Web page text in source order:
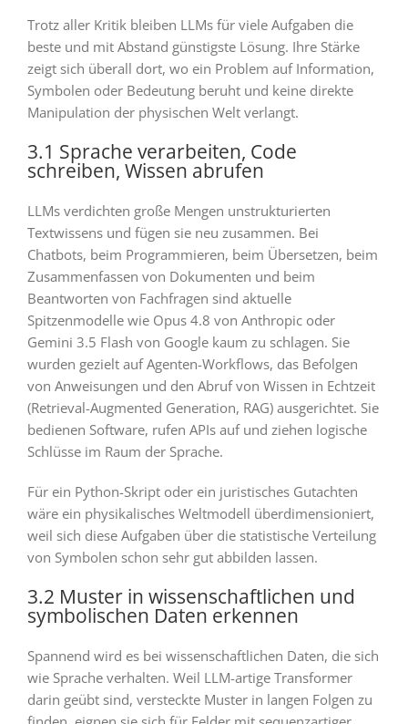
Trotz aller Kritik bleiben LLMs für viele Aufgaben die
beste und mit Abstand günstigste Lösung. Ihre Stärke
zeigt sich überall dort, wo ein Problem auf Information,
Symbolen oder Bedeutung beruht und keine direkte
Manipulation der physischen Welt verlangt.
3.1 Sprache verarbeiten, Code
schreiben, Wissen abrufen
LLMs verdichten große Mengen unstrukturierten
Textwissens und fügen sie neu zusammen. Bei
Chatbots, beim Programmieren, beim Übersetzen, beim
Zusammenfassen von Dokumenten und beim
Beantworten von Fachfragen sind aktuelle
Spitzenmodelle wie Opus 4.8 von Anthropic oder
Gemini 3.5 Flash von Google kaum zu schlagen. Sie
wurden gezielt auf Agenten-Workflows, das Befolgen
von Anweisungen und den Abruf von Wissen in Echtzeit
(Retrieval-Augmented Generation, RAG) ausgerichtet. Sie
bedienen Software, rufen APIs auf und ziehen logische
Schlüsse im Raum der Sprache.
Für ein Python-Skript oder ein juristisches Gutachten
wäre ein physikalisches Weltmodell überdimensioniert,
weil sich diese Aufgaben über die statistische Verteilung
von Symbolen schon sehr gut abbilden lassen.
3.2 Muster in wissenschaftlichen und
symbolischen Daten erkennen
Spannend wird es bei wissenschaftlichen Daten, die sich
wie Sprache verhalten. Weil LLM-artige Transformer
darin geübt sind, versteckte Muster in langen Folgen zu